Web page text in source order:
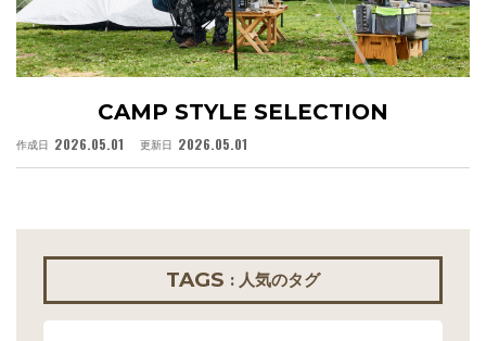
CAMP STYLE SELECTION
作成日 2026.05.01 更新日 2026.05.01
TAGS : 人気のタグ